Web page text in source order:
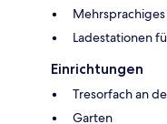
Mehrsprachiges
Ladestationen
Einrichtungen
Tresorfach an
Garten